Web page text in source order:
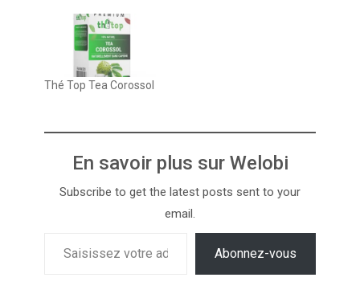
Thé Top Tea Corossol
En savoir plus sur Welobi
Subscribe to get the latest posts sent to your
email.
Abonnez-vous